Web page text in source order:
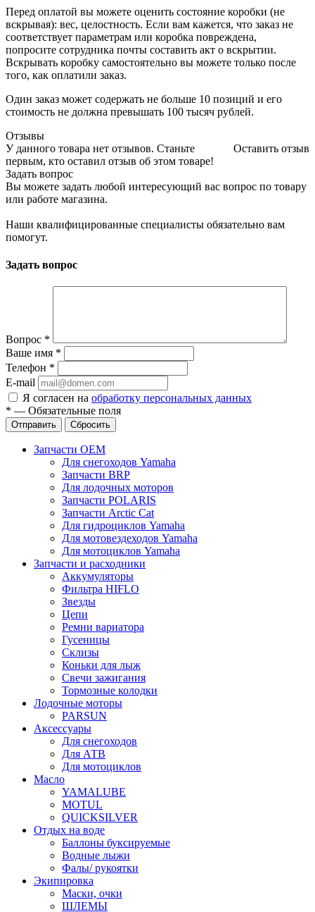
Перед оплатой вы можете оценить состояние коробки (не
вскрывая): вес, целостность. Если вам кажется, что заказ не
соответствует параметрам или коробка повреждена,
попросите сотрудника почты составить акт о вскрытии.
Вскрывать коробку самостоятельно вы можете только после
того, как оплатили заказ.
Один заказ может содержать не больше 10 позиций и его
стоимость не должна превышать 100 тысяч рублей.
Отзывы
Оставить отзыв
У данного товара нет отзывов. Станьте
первым, кто оставил отзыв об этом товаре!
Задать вопрос
Вы можете задать любой интересующий вас вопрос по товару
или работе магазина.
Наши квалифицированные специалисты обязательно вам
помогут.
Задать вопрос
Вопрос *
Ваше имя *
Телефон *
E-mail
Я согласен на обработку персональных данных
* — Обязательные поля
Отправить Сбросить
Запчасти OEM
Для снегоходов Yamaha
Запчасти BRP
Для лодочных моторов
Запчасти POLARIS
Запчасти Arctic Cat
Для гидроциклов Yamaha
Для мотовездеходов Yamaha
Для мотоциклов Yamaha
Запчасти и расходники
Аккумуляторы
Фильтра HIFLO
Звезды
Цепи
Ремни вариатора
Гусеницы
Склизы
Коньки для лыж
Свечи зажигания
Тормозные колодки
Лодочные моторы
PARSUN
Аксессуары
Для снегоходов
Для АТВ
Для мотоциклов
Масло
YAMALUBE
MOTUL
QUICKSILVER
Отдых на воде
Баллоны буксируемые
Водные лыжи
Фалы/ рукоятки
Экипировка
Маски, очки
ШЛЕМЫ